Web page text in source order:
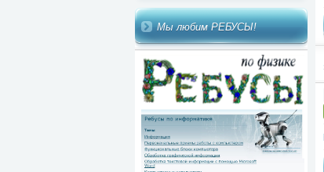
Мы любим РЕБУСЫ!